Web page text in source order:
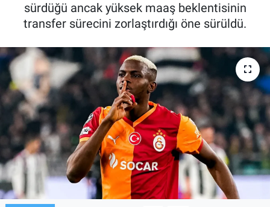
sürdüğü ancak yüksek maaş beklentisinin
transfer sürecini zorlaştırdığı öne sürüldü.
FUTBOL
TV VE SİNEMA
BASKETBOL
SAĞLIK
GENEL
KÜLTÜR SANAT